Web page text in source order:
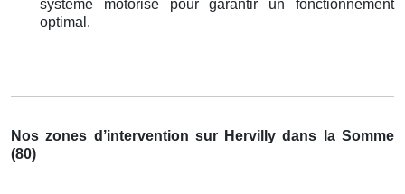
système motorisé pour garantir un fonctionnement
optimal.
Nos zones d’intervention sur Hervilly dans la Somme
(80)